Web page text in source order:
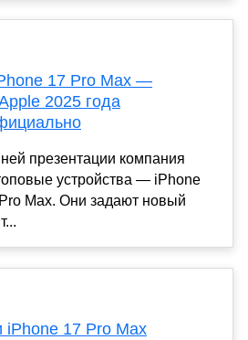
17 Pro Max —
2025 года
презентации компания
устройства — iPhone
Max. Они задают новый
iPhone 17 Pro Max